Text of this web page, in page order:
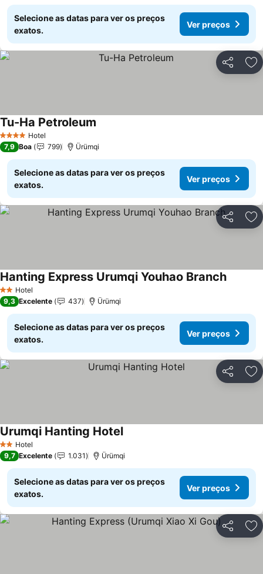
Selecione as datas para ver os preços
exatos.
Ver preços
Partilhar
4 EstrelasHotel
Tu-Ha Petroleum
7,9 Boa 799 Ürümqi
Selecione as datas para ver os preços
exatos.
Ver preços
Partilhar
2 Estrelas
Hotel
Hanting Express Urumqi Youhao BranchVer
9,3 Excelente 437 Ürümqi
Selecione as datas para ver os preços
exatos.
Ver preços
Partilhar
2 Estrelas
Hotel
Urumqi Hanting HotelVer preços
9,7 Excelente 1.031 Ürümqi
Selecione as datas para ver os preços
exatos.
Ver preços
Partilhar